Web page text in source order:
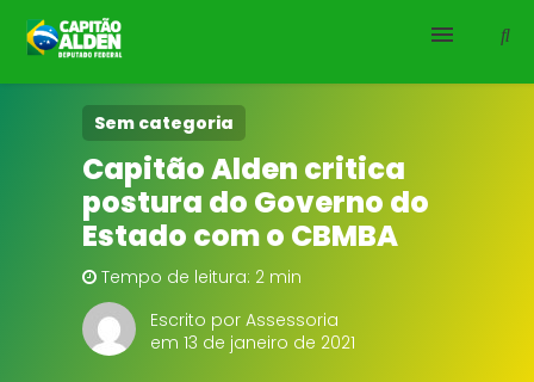
HOME
NOTÍCIAS
BIOGRAFIA
DOWNLOADS
EMENDAS
Sem categoria
Capitão Alden critica
postura do Governo do
Estado com o CBMBA
Tempo de leitura: 2 min
Escrito por Assessoria
em 13 de janeiro de 2021